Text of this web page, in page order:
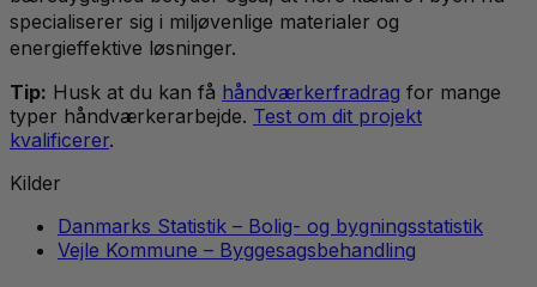
specialiserer sig i miljøvenlige materialer og
energieffektive løsninger.
Tip: Husk at du kan få håndværkerfradrag for mange
typer håndværkerarbejde. Test om dit projekt
kvalificerer.
Kilder
Danmarks Statistik – Bolig- og bygningsstatistik
Vejle Kommune – Byggesagsbehandling